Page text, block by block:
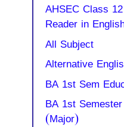
AHSEC Class
Reader in
All Subject
Alternative
BA 1st Sem
BA 1st
(Major)